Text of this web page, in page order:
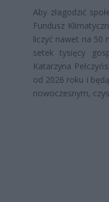
Aby złagodzić
Fundusz
liczyć nawet na 50
setek tysięcy
Katarzyna
od 2026 roku i
nowoczesnym,